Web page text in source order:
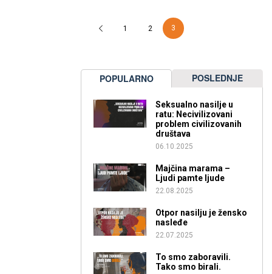
1 2 3
POPULARNO POSLEDNJE
Seksualno nasilje u
ratu: Necivilizovani
problem civilizovanih
društava
06.10.2025
Majčina marama –
Ljudi pamte ljude
22.08.2025
Otpor nasilju je žensko
nasleđe
22.07.2025
To smo zaboravili.
Tako smo birali.